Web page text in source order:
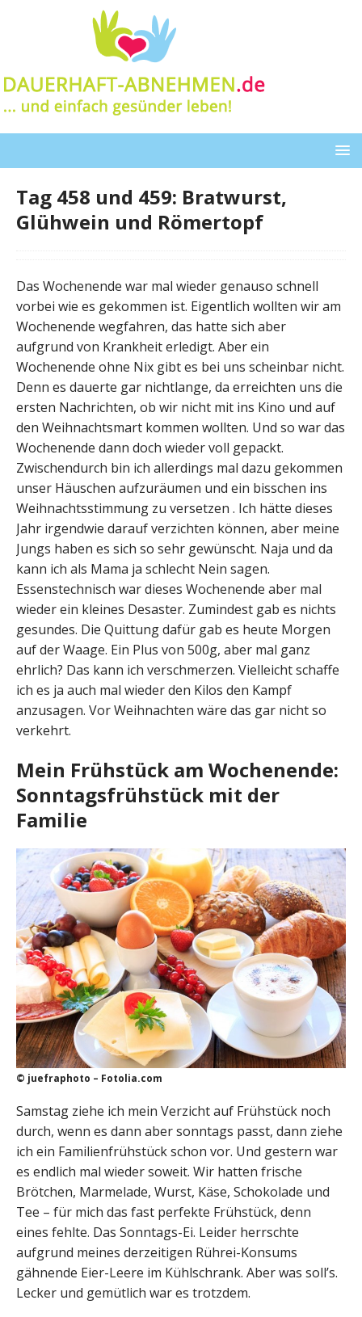
Tag 458 und 459: Bratwurst,
Glühwein und Römertopf
Das Wochenende war mal wieder genauso schnell
vorbei wie es gekommen ist. Eigentlich wollten wir am
Wochenende wegfahren, das hatte sich aber
aufgrund von Krankheit erledigt. Aber ein
Wochenende ohne Nix gibt es bei uns scheinbar nicht.
Denn es dauerte gar nichtlange, da erreichten uns die
ersten Nachrichten, ob wir nicht mit ins Kino und auf
den Weihnachtsmart kommen wollten. Und so war das
Wochenende dann doch wieder voll gepackt.
Zwischendurch bin ich allerdings mal dazu gekommen
unser Häuschen aufzuräumen und ein bisschen ins
Weihnachtsstimmung zu versetzen . Ich hätte dieses
Jahr irgendwie darauf verzichten können, aber meine
Jungs haben es sich so sehr gewünscht. Naja und da
kann ich als Mama ja schlecht Nein sagen.
Essenstechnisch war dieses Wochenende aber mal
wieder ein kleines Desaster. Zumindest gab es nichts
gesundes. Die Quittung dafür gab es heute Morgen
auf der Waage. Ein Plus von 500g, aber mal ganz
ehrlich? Das kann ich verschmerzen. Vielleicht schaffe
ich es ja auch mal wieder den Kilos den Kampf
anzusagen. Vor Weihnachten wäre das gar nicht so
verkehrt.
Mein Frühstück am Wochenende:
Sonntagsfrühstück mit der
Familie
© juefraphoto – Fotolia.com
Samstag ziehe ich mein Verzicht auf Frühstück noch
durch, wenn es dann aber sonntags passt, dann ziehe
ich ein Familienfrühstück schon vor. Und gestern war
es endlich mal wieder soweit. Wir hatten frische
Brötchen, Marmelade, Wurst, Käse, Schokolade und
Tee – für mich das fast perfekte Frühstück, denn
eines fehlte. Das Sonntags-Ei. Leider herrschte
aufgrund meines derzeitigen Rührei-Konsums
gähnende Eier-Leere im Kühlschrank. Aber was soll’s.
Lecker und gemütlich war es trotzdem.